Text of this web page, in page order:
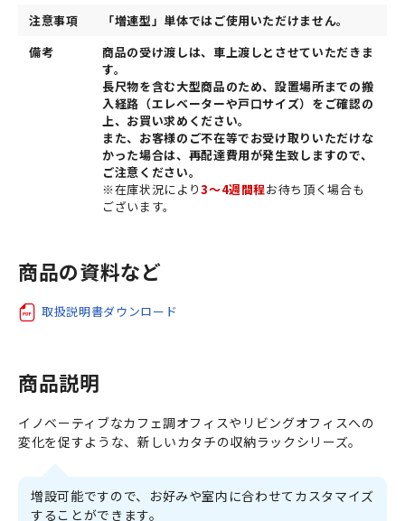
注意事項
「増連型」単体ではご使用いただけません。
備考
商品の受け渡しは、車上渡しとさせていただきま
す。
長尺物を含む大型商品のため、設置場所までの搬
入経路（エレベーターや戸口サイズ）をご確認の
上、お買い求めください。
また、お客様のご不在等でお受け取りいただけな
かった場合は、再配達費用が発生致しますので、
ご注意ください。
※在庫状況により3〜4週間程お待ち頂く場合も
ございます。
商品の資料など
取扱説明書ダウンロード
商品説明
イノベーティブなカフェ調オフィスやリビングオフィスへの
変化を促すような、新しいカタチの収納ラックシリーズ。
増設可能ですので、お好みや室内に合わせてカスタマイズ
することができます。